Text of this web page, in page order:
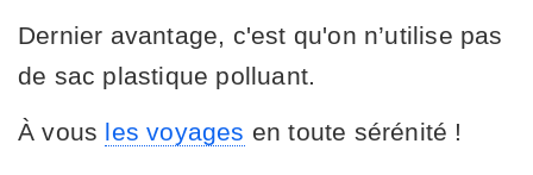
Dernier avantage, c'est qu'on n’utilise pas
de sac plastique polluant.
À vous les voyages en toute sérénité !